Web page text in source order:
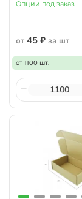
Опции под заказ
от 45 ₽ за шт
от 1100 шт.